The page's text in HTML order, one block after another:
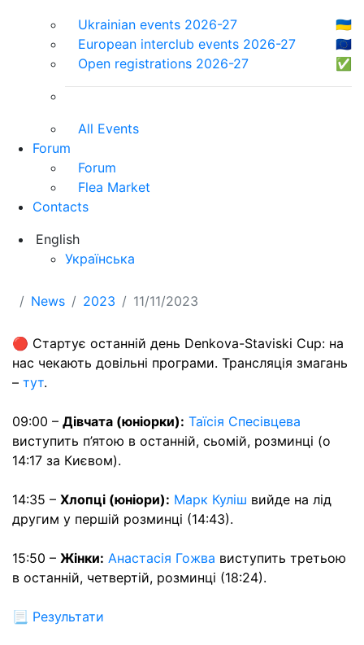
Ukrainian events 2026-27
🇺🇦
European interclub events 2026-27
🇪🇺
Open registrations 2026-27
✅
All Events
Forum
Forum
Flea Market
Contacts
English
Українська
News 2023 11/11/2023
🔴 Стартує останній день Denkova-Staviski Cup: на
нас чекають довільні програми. Трансляція змагань
– тут.
09:00 – Дівчата (юніорки): Таїсія Спесівцева
виступить п’ятою в останній, сьомій, розминці (о
14:17 за Києвом).
14:35 – Хлопці (юніори): Марк Куліш вийде на лід
другим у першій розминці (14:43).
15:50 – Жінки: Анастасія Гожва виступить третьою
в останній, четвертій, розминці (18:24).
📃 Результати